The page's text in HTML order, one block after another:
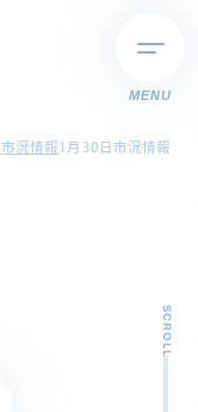
MENU
市況情報1月30日市況情報
SCROLL